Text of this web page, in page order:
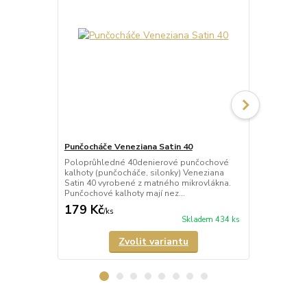
Punčocháče Veneziana Satin 40
Poloprůhledné 40denierové punčochové
kalhoty (punčocháče, silonky) Veneziana
Satin 40 vyrobené z matného mikrovlákna.
Punčochové kalhoty mají nez...
179 Kč/ks
Skladem 434 ks
Zvolit variantu